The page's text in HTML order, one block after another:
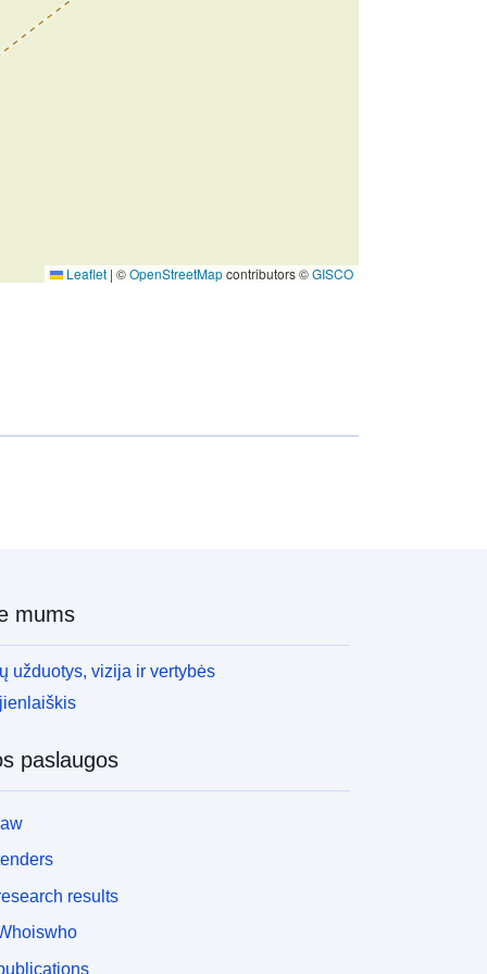
Leaflet | ©OpenStreetMapcontributors ©GISCO
mums
užduotys, vizija ir vertybės
paslaugos
results